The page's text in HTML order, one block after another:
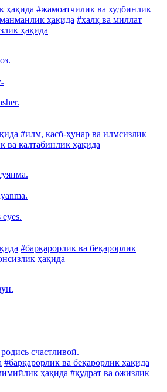
ҳақида #жамоатчилик ва худбинлик
ҳақида #халқ ва миллат
ҳақида
#илм, касб-ҳунар ва илмсизлик
ва калтабинлик ҳақида
#барқарорлик ва беқарорлик
ҳақида
счастливой.
#барқарорлик ва беқарорлик ҳақида
ҳақида #қудрат ва ожизлик